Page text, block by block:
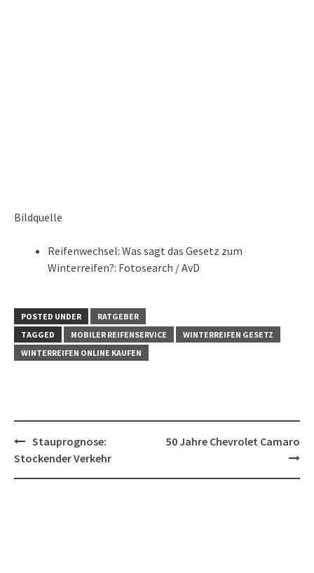
Bildquelle
Reifenwechsel: Was sagt das Gesetz zum
Winterreifen?: Fotosearch / AvD
POSTED UNDER
RATGEBER
TAGGED
MOBILER REIFENSERVICE
WINTERREIFEN GESETZ
WINTERREIFEN ONLINE KAUFEN
Post
navigation
Stauprognose:
Stockender Verkehr
50 Jahre Chevrolet Camaro